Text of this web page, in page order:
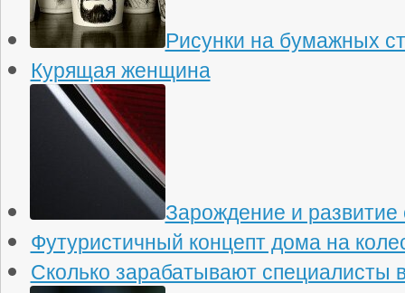
Рисунки на бумажных
Курящая женщина
Зарождение и
Футуристичный концепт дома на
Сколько зарабатывают специалисты